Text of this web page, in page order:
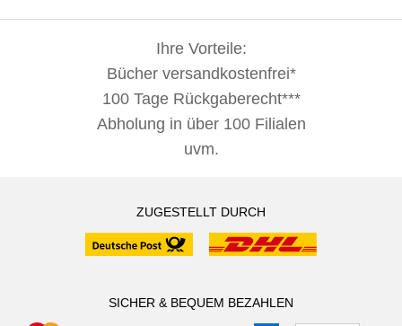
Ihre Vorteile:
Bücher versandkostenfrei*
100 Tage Rückgaberecht***
Abholung in über 100 Filialen
uvm.
ZUGESTELLT DURCH
SICHER & BEQUEM BEZAHLEN